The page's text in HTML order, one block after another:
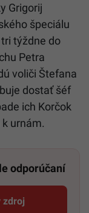
Grigorij
špeciálu
týždne do
Petra
voliči Štefana
dostať šéf
ich Korčok
urnám.
odporúčaní
zdrojsa otvorí v